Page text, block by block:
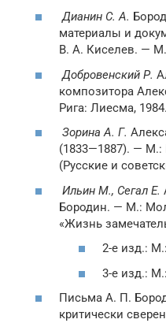
Дианин С. А.
материалы и
В. А. Киселев. — М.
Добровенский Р.
композитора
Рига: Лиесма,
Зорина А. Г.
(1833—1887). — М.:
(Русские и
Ильин М., Сегал Е.
Бородин. — М.:
«Жизнь
2-е изд.: М.
3-е изд.: М.
Письма А. П.
критически